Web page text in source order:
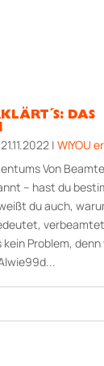
DAS
21.11.2022| WIYOU
Von
– hast du
du auch,
Problem,